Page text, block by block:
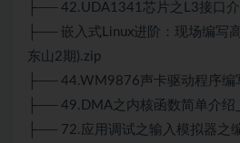
├── 42.UDA1341芯片之L3接口介
├── 嵌入式Linux进阶：现场编写
东山2期).zip
├── 44.WM9876声卡驱动程序编
├── 49.DMA之内核函数简单介绍
├── 72.应用调试之输入模拟器之